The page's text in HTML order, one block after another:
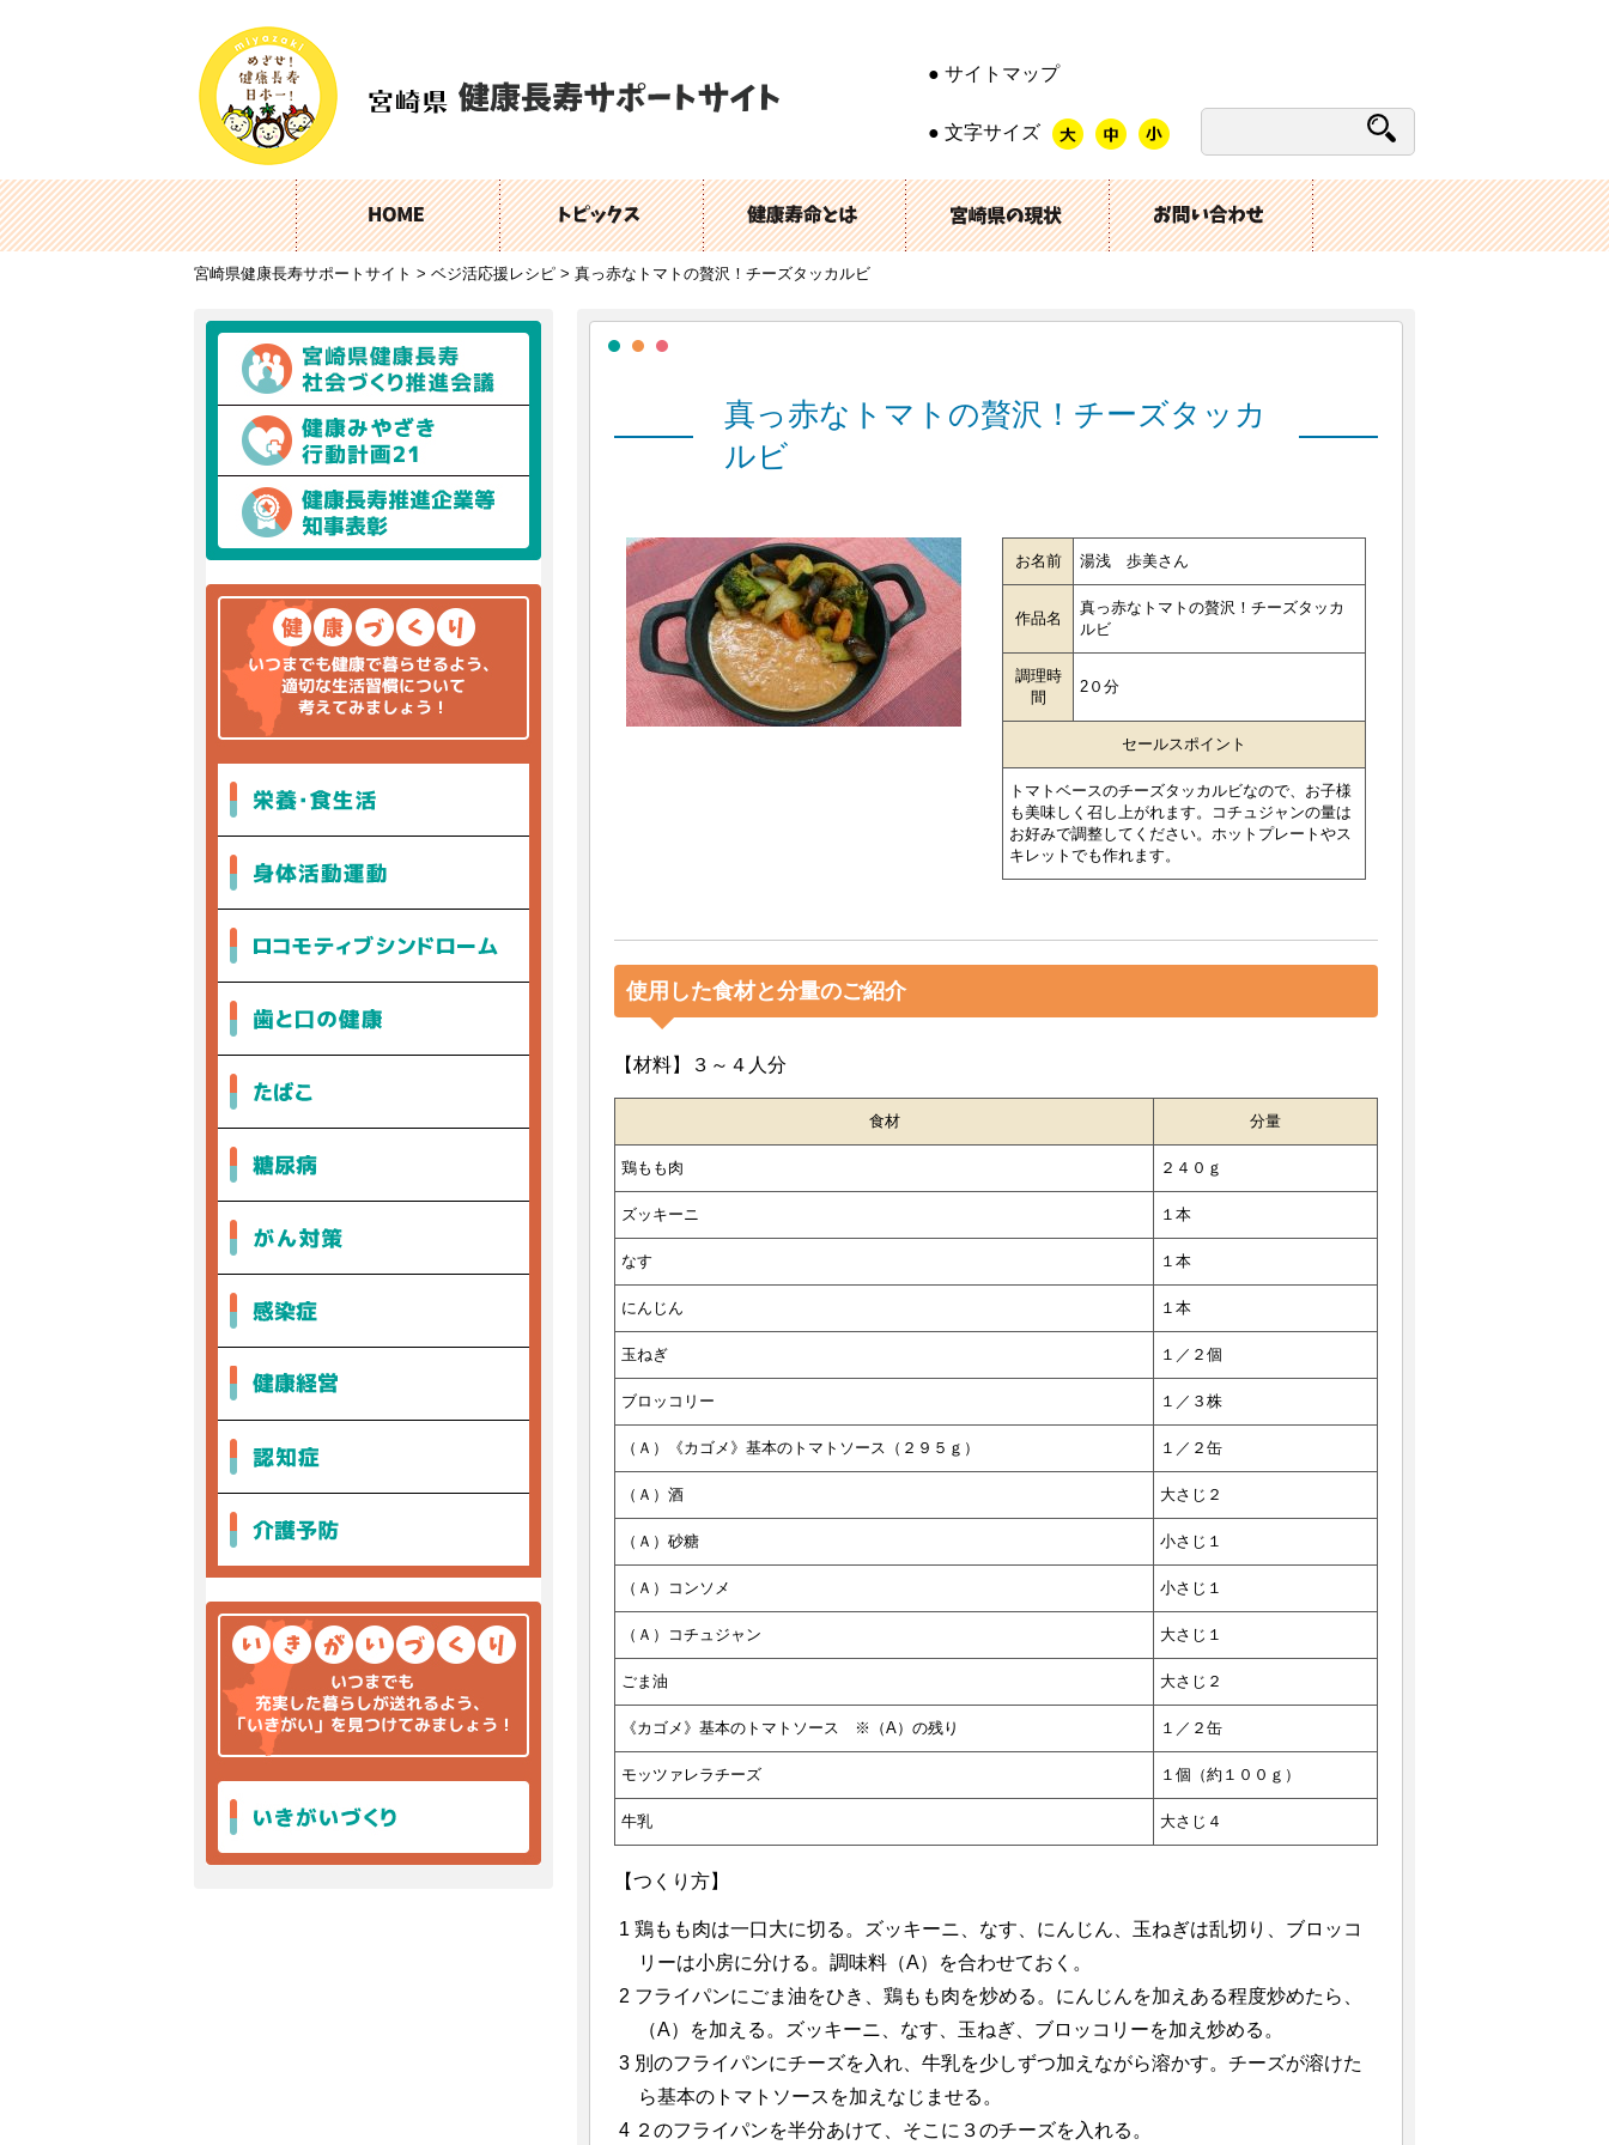
サイトマップ
文字サイズ
宮崎県健康長寿サポートサイト > ベジ活応援レシピ > 真っ赤なトマトの贅沢！チーズタッカルビ
真っ赤なトマトの贅沢！チーズタッカ
ルビ
お名前 湯浅 歩美さん
作品名
真っ赤なトマトの贅沢！チーズタッカ
ルビ
調理時
間
2０分
セールスポイント
トマトベースのチーズタッカルビなので、お子様
も美味しく召し上がれます。コチュジャンの量は
お好みで調整してください。ホットプレートやス
キレットでも作れます。
使用した食材と分量のご紹介
【材料】３～４人分
食材 分量
鶏もも肉 ２４０ｇ
ズッキーニ １本
なす １本
にんじん １本
玉ねぎ １／２個
ブロッコリー １／３株
（Ａ）《カゴメ》基本のトマトソース（２９５ｇ） １／２缶
（Ａ）酒 大さじ２
（Ａ）砂糖 小さじ１
（Ａ）コンソメ 小さじ１
（Ａ）コチュジャン 大さじ１
ごま油 大さじ２
《カゴメ》基本のトマトソース ※（A）の残り １／２缶
モッツァレラチーズ １個（約１００ｇ）
牛乳 大さじ４
【つくり方】
鶏もも肉は一口大に切る。ズッキーニ、なす、にんじん、玉ねぎは乱切り、ブロッコ
リーは小房に分ける。調味料（A）を合わせておく。
フライパンにごま油をひき、鶏もも肉を炒める。にんじんを加えある程度炒めたら、
（A）を加える。ズッキーニ、なす、玉ねぎ、ブロッコリーを加え炒める。
別のフライパンにチーズを入れ、牛乳を少しずつ加えながら溶かす。チーズが溶けた
ら基本のトマトソースを加えなじませる。
２のフライパンを半分あけて、そこに３のチーズを入れる。